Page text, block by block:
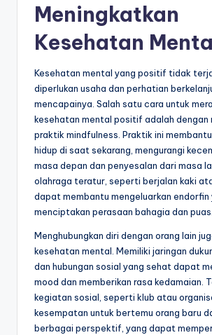
Meningkatkan
Kesehatan
Kesehatan mental yang positif tidak
diperlukan usaha dan perhatian
mencapainya. Salah satu cara untuk
kesehatan mental positif adalah dengan
praktik mindfulness. Praktik ini
hidup di saat sekarang, mengurangi
masa depan dan penyesalan dari masa
olahraga teratur, seperti berjalan kaki
dapat membantu mengeluarkan endorfin
menciptakan perasaan bahagia dan puas.
Menghubungkan diri dengan orang lain
kesehatan mental. Memiliki jaringan
dan hubungan sosial yang sehat dapat
mood dan memberikan rasa kedamaian.
kegiatan sosial, seperti klub atau
kesempatan untuk bertemu orang baru
berbagai perspektif, yang dapat